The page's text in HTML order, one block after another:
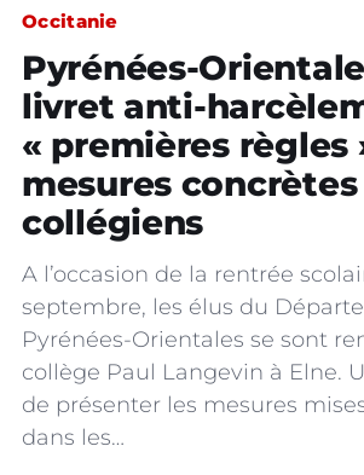
Occitanie
Pyrénées-
livret anti-
« premières règles
mesures
collégiens
A l’occasion de la rentrée
septembre, les élus du
Pyrénées-Orientales se sont
collège Paul Langevin à Elne.
de présenter les mesures
dans les…